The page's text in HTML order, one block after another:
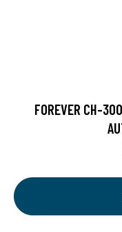
FOREVER CH-